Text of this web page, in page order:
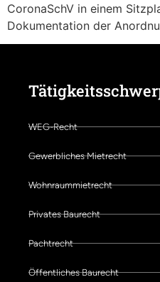
CoronaSchV in einem
Dokumentation der
WEG-Recht
Gewerbliches Mietrecht
Wohnraummietrecht
Privates Baurecht
Pachtrecht
Öffentliches Baurecht